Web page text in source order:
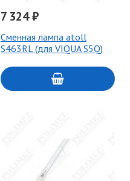
7 324 ₽
Сменная лампа atoll
S463RL (для VIQUA S5Q)